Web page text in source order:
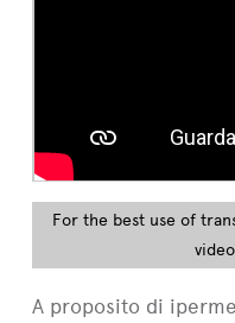
For the best use of
A proposito di